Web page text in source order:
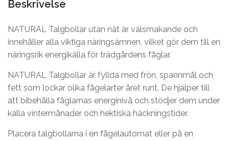
Beskrivelse
NATURAL Talgbollar utan nät är välsmakande och
innehåller alla viktiga näringsämnen, vilket gör dem till en
näringsrik energikälla för trädgårdens fåglar.
NATURAL Talgbollar är fyllda med frön, spannmål och
fett som lockar olika fågelarter året runt. De hjälper till
att bibehålla fåglarnas energinivå och stödjer dem under
kalla vintermånader och hektiska häckningstider.
Placera talgbollarna i en fågelautomat eller på en